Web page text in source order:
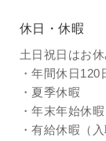
休日・休暇
土日祝日はお休
・年間休日120
・夏季休暇
・年末年始休暇
・有給休暇（